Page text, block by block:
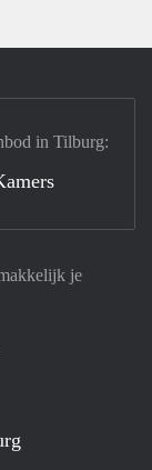
je
in Tilburg: